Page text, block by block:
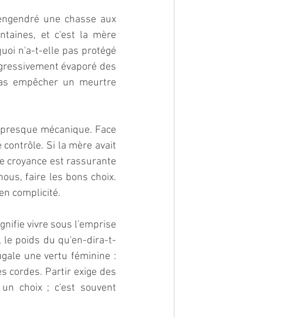
une chasse aux
et c'est la mère
n'a-t-elle pas protégé
évaporé des
empêcher un meurtre
mécanique. Face
Si la mère avait
croyance est rassurante
faire les bons choix.
complicité.
vivre sous l'emprise
le poids du qu'en-dira-t-
une vertu féminine :
cordes. Partir exige des
choix ; c'est souvent